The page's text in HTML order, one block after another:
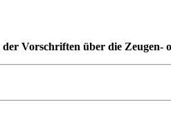
Vorschriften über die Zeugen-